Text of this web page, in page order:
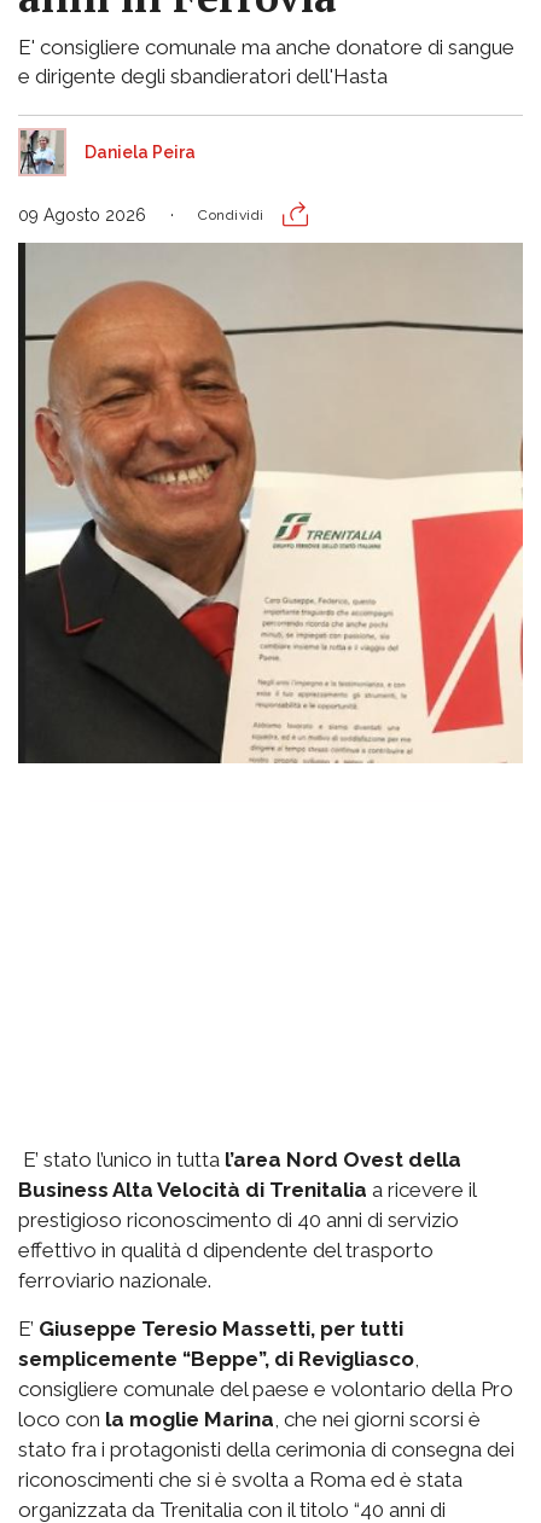
E' consigliere comunale ma anche donatore di sangue
e dirigente degli sbandieratori dell'Hasta
Daniela Peira
09 Agosto 2026 Condividi
E’ stato l’unico in tutta l’area Nord Ovest della
Business Alta Velocità di Trenitalia a ricevere il
prestigioso riconoscimento di 40 anni di servizio
effettivo in qualità d dipendente del trasporto
ferroviario nazionale.
E’ Giuseppe Teresio Massetti, per tutti
semplicemente “Beppe”, di Revigliasco
consigliere comunale del paese e volontario della Pro
loco con la moglie Marina , che nei giorni scorsi è
stato fra i protagonisti della cerimonia di consegna dei
riconoscimenti che si è svolta a Roma ed è stata
organizzata da Trenitalia con il titolo “40 anni di